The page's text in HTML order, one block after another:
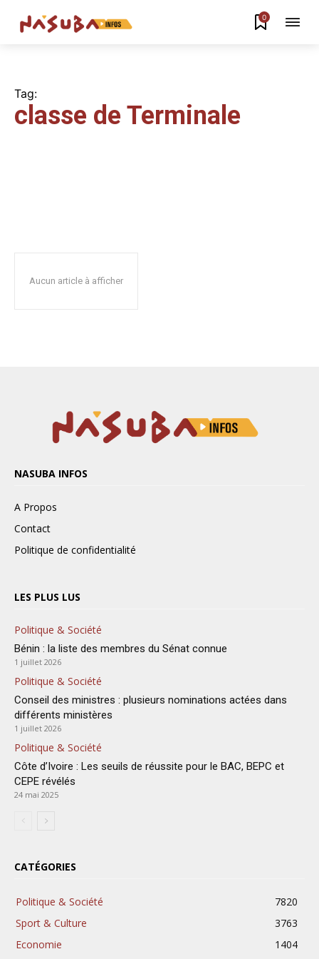
0
Tag:
classe de Terminale
Aucun article à afficher
NASUBA INFOS
A Propos
Contact
Politique de confidentialité
LES PLUS LUS
Politique & Société
Bénin : la liste des membres du Sénat connue
1 juillet 2026
Politique & Société
Conseil des ministres : plusieurs nominations actées dans
différents ministères
1 juillet 2026
Politique & Société
Côte d’Ivoire : Les seuils de réussite pour le BAC, BEPC et
CEPE révélés
24 mai 2025
CATÉGORIES
Politique & Société
7820
Sport & Culture
3763
Economie
1404